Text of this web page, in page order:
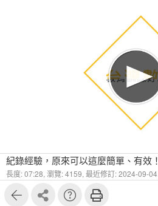
紀錄經驗，原來可以這麼簡單、有效！
長度: 07:28, 瀏覽: 4159, 最近修訂: 2024-09-04